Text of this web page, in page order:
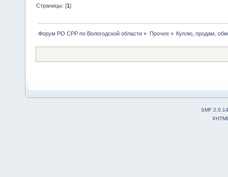
Страницы: [1]
Форум РО СРР по Вологодской области » Прочее» Куплю, продам,
SMF 2.0.14